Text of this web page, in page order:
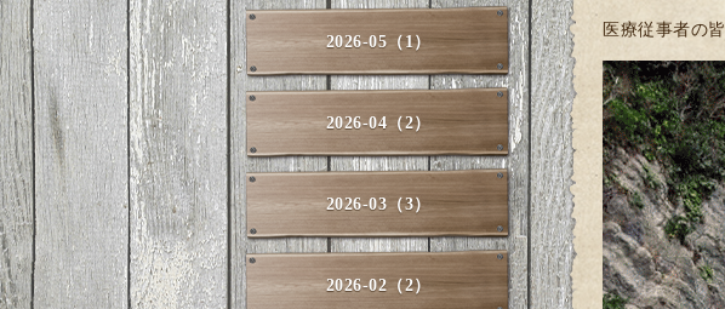
医療従事者の
2026-05（1）
2026-04（2）
2026-03（3）
2026-02（2）